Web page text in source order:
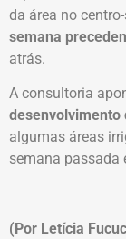
da área no
semana
atrás.
A consultoria
desenvolvimento
algumas áreas
semana passada
(Por Letícia